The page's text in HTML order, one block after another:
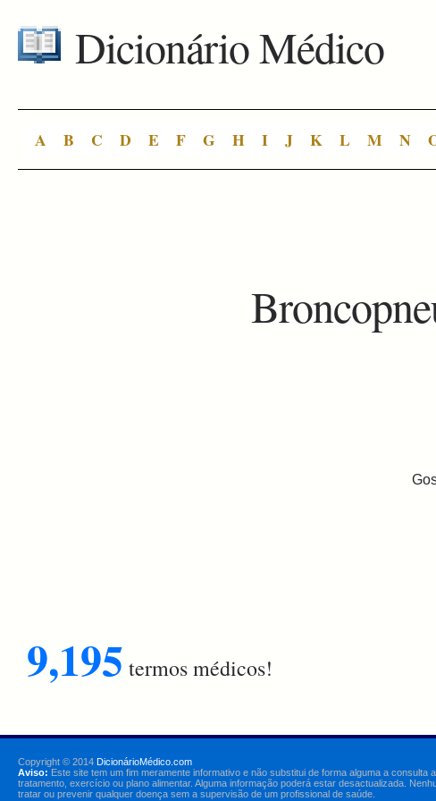
Dicionário Médico
A B C D E F G H I J K L M N
9,195 termos médicos!
Copyright © 2014 DicionárioMédico.com
Aviso: Este site tem um fim meramente informativo e não substitui de forma alguma a
tratamento, exercício ou plano alimentar. Alguma informação poderá estar desactualizada.
tratar ou prevenir qualquer doença sem a supervisão de um profissional de saúde.